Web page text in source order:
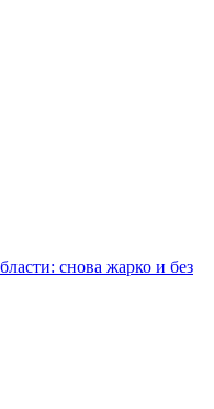
снова жарко и без